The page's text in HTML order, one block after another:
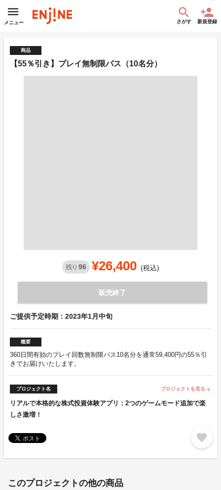
メニュー さがす 新規登録
商品
【55％引き】プレイ無制限パス（10名分）
残り 96 ¥26,400 (税込)
販売終了
ご提供予定時期：2023年1月中旬
概要
360日間有効のプレイ回数無制限パス10名分を通常59,400円の55％引
きでお届けいたします。
プロジェクト名 プロジェクトを見る arrow_forward
リアルで本格的な株式投資体験アプリ：2つのゲームモード追加で楽
しさ激増！
favorite
このプロジェクトの他の商品